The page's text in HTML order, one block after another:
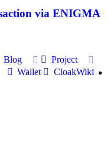
via ENIGMA
Blog
Project
Wallet
CloakWiki